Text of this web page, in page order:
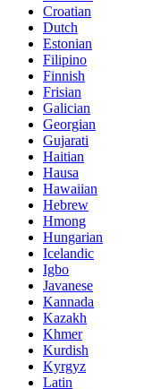
Croatian
Dutch
Estonian
Filipino
Finnish
Frisian
Galician
Georgian
Gujarati
Haitian
Hausa
Hawaiian
Hebrew
Hmong
Hungarian
Icelandic
Igbo
Javanese
Kannada
Kazakh
Khmer
Kurdish
Kyrgyz
Latin